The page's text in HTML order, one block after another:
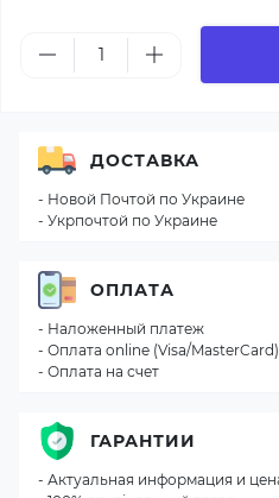
ДОСТАВКА
- Новой Почтой по Украине
- Укрпочтой по Украине
ОПЛАТА
- Наложенный платеж
- Оплата online (Visa/MasterCard)
- Оплата на счет
ГАРАНТИИ
- Актуальная информация и